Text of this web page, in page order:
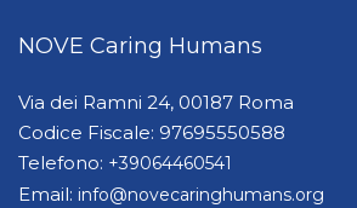
NOVE Caring Humans
Via dei Ramni 24, 00187 Roma
Codice Fiscale: 97695550588
Telefono: +39064460541
Email: info@novecaringhumans.org